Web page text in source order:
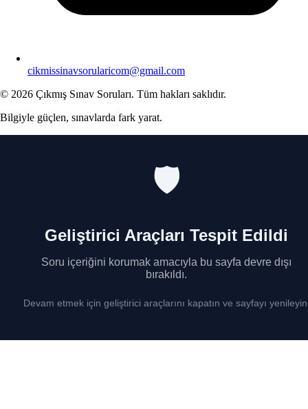
cikmissinavsorularicom@gmail.com
© 2026 Çıkmış Sınav Soruları. Tüm hakları saklıdır.
Bilgiyle güçlen, sınavlarda fark yarat.
🛡️
Geliştirici Araçları Tespit Edildi
Soru içeriğini korumak amacıyla bu sayfa devre dışı
bırakıldı.
Devam etmek için geliştirici araçlarını kapatın ve sayfayı